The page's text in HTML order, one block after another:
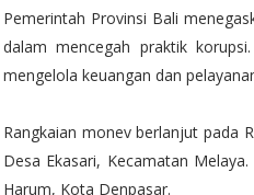
Pemerintah Provinsi Bali
dalam mencegah praktik
mengelola keuangan dan
Rangkaian monev berlanjut pada
Desa Ekasari, Kecamatan
Harum, Kota Denpasar.